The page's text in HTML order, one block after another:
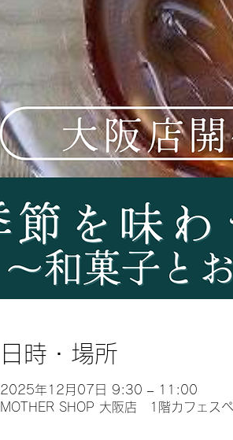
日時・場所
2025年12月07日 9:30 – 11:00
MOTHER SHOP 大阪店 1階カフェス